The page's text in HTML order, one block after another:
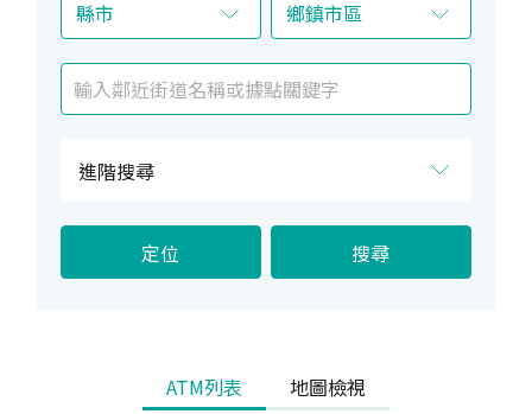
進階搜尋
提 臺幣提款 無 無卡提款
外幣提款 臺幣存款
定位 搜尋
ATM列表 地圖檢視